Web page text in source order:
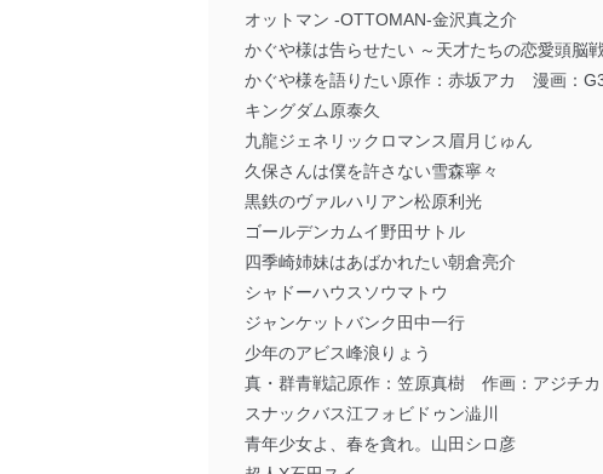
オットマン -OTTOMAN-金沢真之介
かぐや様は告らせたい ～天才たちの恋愛頭脳
かぐや様を語りたい原作：赤坂アカ 漫画：
キングダム原泰久
九龍ジェネリックロマンス眉月じゅん
久保さんは僕を許さない雪森寧々
黒鉄のヴァルハリアン松原利光
ゴールデンカムイ野田サトル
四季崎姉妹はあばかれたい朝倉亮介
シャドーハウスソウマトウ
ジャンケットバンク田中一行
少年のアビス峰浪りょう
真・群青戦記原作：笠原真樹 作画：アジチカ
スナックバス江フォビドゥン澁川
青年少女よ、春を貪れ。山田シロ彦